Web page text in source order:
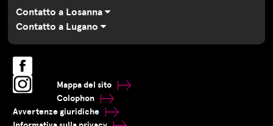
Contatto a Losanna
Contatto a Lugano
Mappa del sito
Colophon
Avvertenze giuridiche